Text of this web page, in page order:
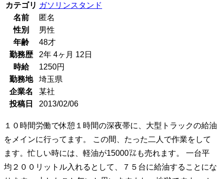
カテゴリ ガソリンスタンド
名前
匿名
性別
男性
年齢
48才
勤務歴
2年 4ヶ月 12日
時給
1250円
勤務地
埼玉県
企業名
某社
投稿日
2013/02/06
１０時間労働で休憩１時間の深夜帯に、大型トラックの給油
をメインに行ってます。 この間、たった二人で作業をして
ます。忙しい時には、軽油が15000㍑も売れます。 一台平
均２００リットル入れるとして、７５台に給油することにな